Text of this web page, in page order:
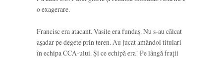
o exagerare.
Francisc era atacant. Vasile era fundaș. Nu s-au călcat
așadar pe degete prin teren. Au jucat amândoi titulari
în echipa CCA-ului. Și ce echipă era! Pe lângă frații